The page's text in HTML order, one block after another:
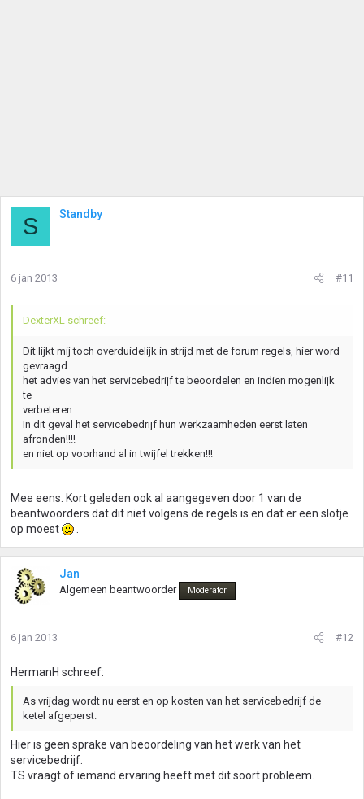
S Standby
6 jan 2013 #11
DexterXL schreef:
Dit lijkt mij toch overduidelijk in strijd met de forum regels, hier word
gevraagd
het advies van het servicebedrijf te beoordelen en indien mogenlijk
te
verbeteren.
In dit geval het servicebedrijf hun werkzaamheden eerst laten
afronden!!!!
en niet op voorhand al in twijfel trekken!!!
Mee eens. Kort geleden ook al aangegeven door 1 van de
beantwoorders dat dit niet volgens de regels is en dat er een slotje
op moest
Jan
Algemeen beantwoorder Moderator
6 jan 2013 #12
HermanH schreef:
As vrijdag wordt nu eerst en op kosten van het servicebedrijf de
ketel afgeperst.
Hier is geen sprake van beoordeling van het werk van het
servicebedrijf.
TS vraagt of iemand ervaring heeft met dit soort probleem.